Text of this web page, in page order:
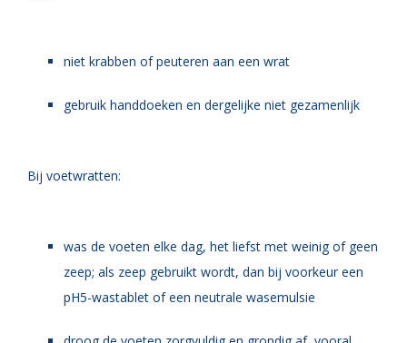
niet krabben of peuteren aan een wrat
gebruik handdoeken en dergelijke niet gezamenlijk
Bij voetwratten:
was de voeten elke dag, het liefst met weinig of geen
zeep; als zeep gebruikt wordt, dan bij voorkeur een
pH5-wastablet of een neutrale wasemulsie